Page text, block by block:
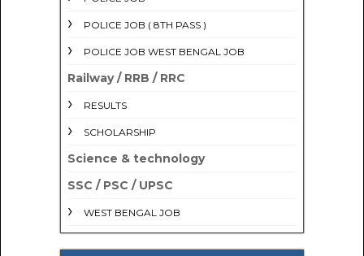
POLICE JOB ( 8TH PASS )
POLICE JOB WEST BENGAL JOB
Railway / RRB / RRC
RESULTS
SCHOLARSHIP
Science & technology
SSC / PSC / UPSC
WEST BENGAL JOB